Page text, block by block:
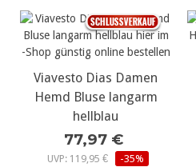
Viavesto Dias Damen
Hemd Bluse langarm
hellblau
77,97 €
UVP: 119,95 € -35%